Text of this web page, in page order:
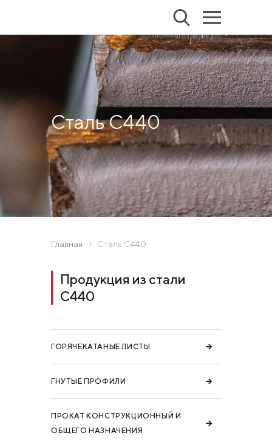
Сталь С440
Главная Сталь С440
Продукция из стали
С440
ГОРЯЧЕКАТАНЫЕ ЛИСТЫ
ГНУТЫЕ ПРОФИЛИ
ПРОКАТ КОНСТРУКЦИОННЫЙ И
ОБЩЕГО НАЗНАЧЕНИЯ